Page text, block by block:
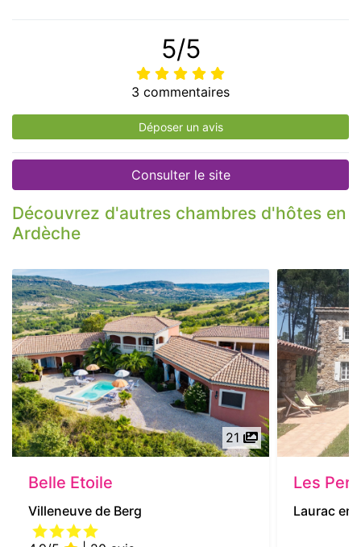
5/5
3 commentaires
Déposer un avis
Consulter le site
Découvrez d'autres chambres d'hôtes en
Ardèche
21
Belle Etoile
Villeneuve de Berg
Les
Laurac en